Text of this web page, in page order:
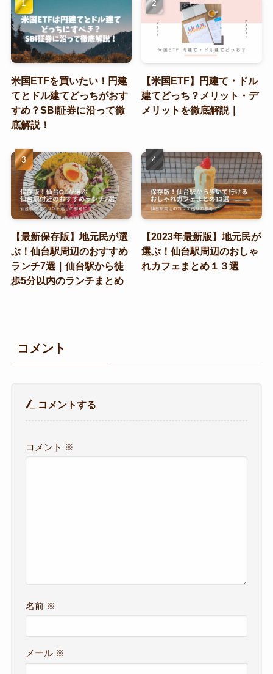
米国ETFを買いたい！円建
てとドル建てどっちがおす
すめ？SBI証券に沿って徹
底解説！
【米国ETF】円建て・ドル
建てどっち？メリット・デ
メリットを徹底解説｜
【最新保存版】地元民が選
ぶ！仙台駅周辺のおすすめ
ランチ7選｜仙台駅から徒
歩5分以内のランチまとめ
【2023年最新版】地元民が
選ぶ！仙台駅周辺のおしゃ
れカフェまとめ１３選
コメント
コメントする
コメント ※
名前 ※
メール ※